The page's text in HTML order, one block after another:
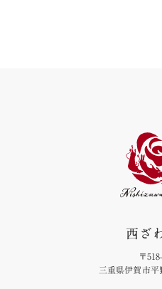
西ざ
〒
三重県伊賀市